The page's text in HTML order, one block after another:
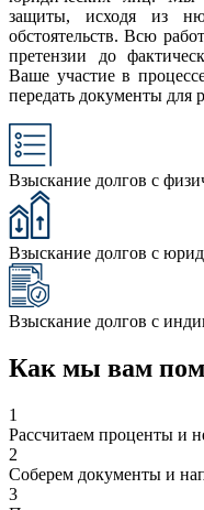
защиты, исходя из
обстоятельств. Всю
претензии до
Ваше участие в
передать документы для
Взыскание долгов с
Взыскание долгов с
Взыскание долгов с
Как мы вам
1
Рассчитаем проценты и
2
Соберем документы и
3